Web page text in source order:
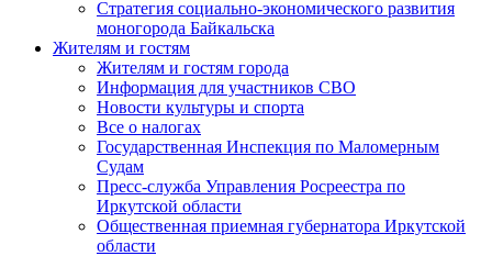
Стратегия социально-экономического развития
моногорода Байкальска
Жителям и гостям
Жителям и гостям города
Информация для участников СВО
Новости культуры и спорта
Все о налогах
Государственная Инспекция по Маломерным
Судам
Пресс-служба Управления Росреестра по
Иркутской области
Общественная приемная губернатора Иркутской
области